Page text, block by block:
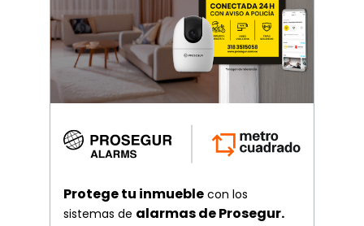
Protege tu inmueble con los
sistemas de alarmas de Prosegur.